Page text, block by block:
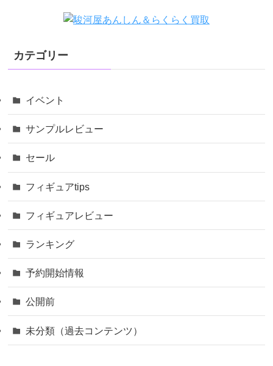
カテゴリー
イベント
サンプルレビュー
セール
フィギュアtips
フィギュアレビュー
ランキング
予約開始情報
公開前
未分類（過去コンテンツ）